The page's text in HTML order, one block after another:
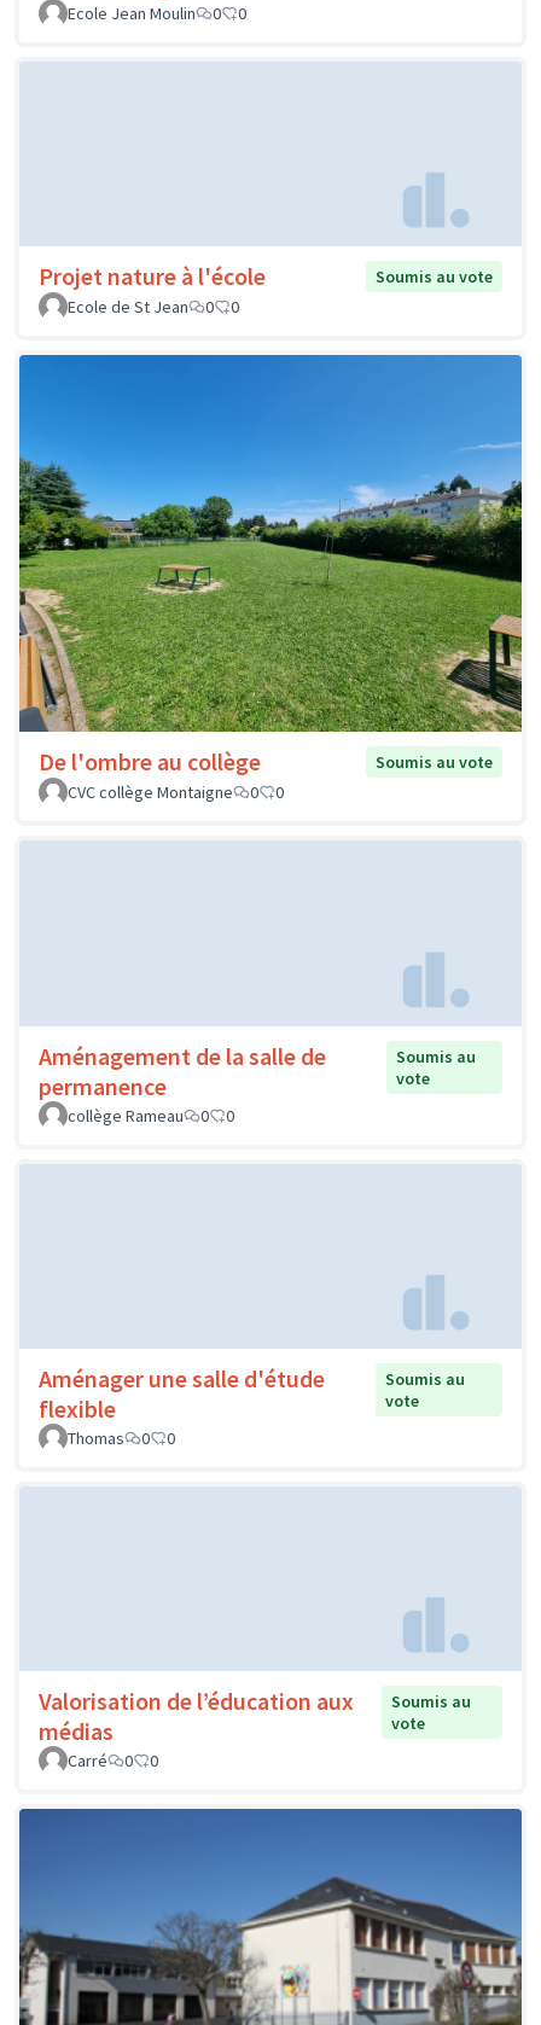
Ecole Jean Moulin 0 0
Projet nature à l'école
Soumis au vote
Ecole de St Jean
0 0
De l'ombre au collège
Soumis au vote
CVC collège Montaigne
0 0
Aménagement de la salle de
permanence
Soumis au
vote
collège Rameau
0 0
Aménager une salle d'étude
flexible
Soumis au
vote
Thomas
0 0
Valorisation de l’éducation aux
médias
Soumis au
vote
Carré
0 0